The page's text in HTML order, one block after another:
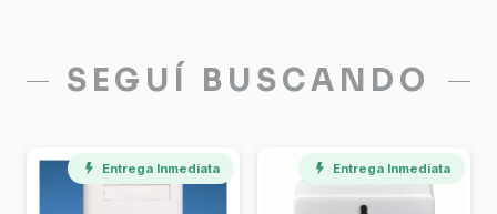
SEGUÍ BUSCANDO
Entrega Inmediata